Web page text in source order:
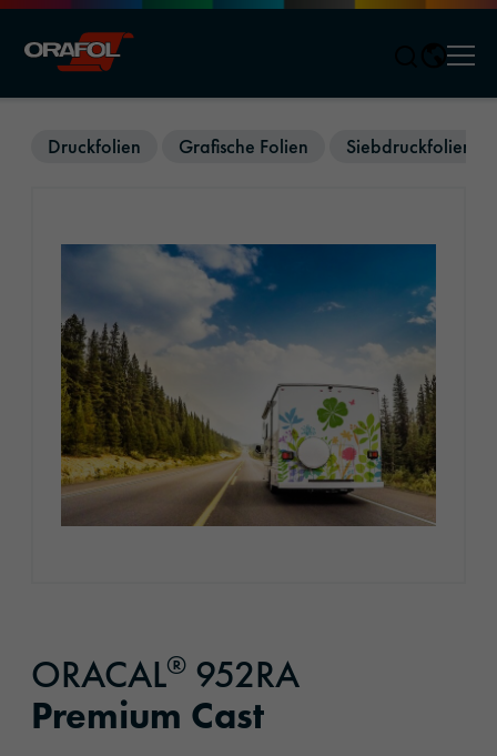
Druckfolien Grafische Folien Siebdruckfolien
ORACAL® 952RA
Premium Cast